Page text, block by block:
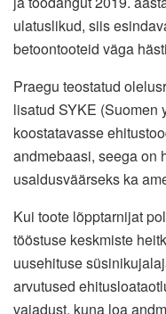
ulatuslikud, siis
betoontooteid väga
Praegu teostatud
lisatud SYKE (Suomen
koostatavasse
andmebaasi, seega on
usaldusväärseks ka
Kui toote lõpptarnijat
tööstuse keskmiste
uusehituse
arvutused
vajadust, kuna loa